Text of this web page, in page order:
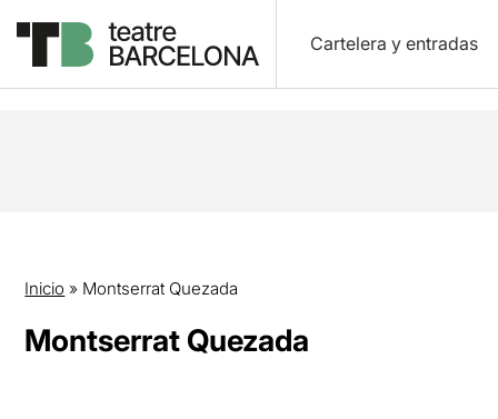
Cartelera y entradas
Inicio » Montserrat Quezada
Montserrat Quezada